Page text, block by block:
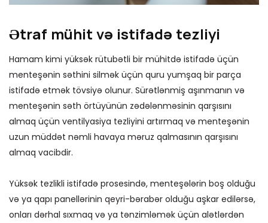
Ətraf mühit və istifadə tezliyi
Hamam kimi yüksək rütubətli bir mühitdə istifadə üçün
menteşənin səthini silmək üçün quru yumşaq bir parça
istifadə etmək tövsiyə olunur. Sürətlənmiş aşınmanın və
menteşənin səth örtüyünün zədələnməsinin qarşısını
almaq üçün ventilyasiya tezliyini artırmaq və menteşənin
uzun müddət nəmli havaya məruz qalmasının qarşısını
almaq vacibdir.
Yüksək tezlikli istifadə prosesində, menteşələrin boş olduğu
və ya qapı panellərinin qeyri-bərabər olduğu aşkar edilərsə,
onları dərhal sıxmaq və ya tənzimləmək üçün alətlərdən